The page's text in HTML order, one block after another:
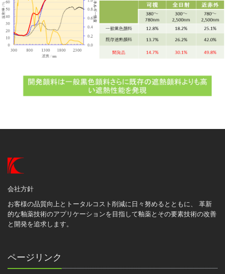
会社方針
お客様の品質向上とトータルコスト削減に日々努めるとともに、 革新
的な釉薬技術のアプリケーションを目指して釉薬とその要素技術の改善
と開発を追求します。
ページリンク